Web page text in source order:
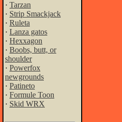
· Tarzan
· Strip Smackjack
· Ruleta
· Lanza gatos
· Hexxagon
· Boobs, butt, or
shoulder
· Powerfox
newgrounds
· Patineto
· Formule Toon
· Skid WRX